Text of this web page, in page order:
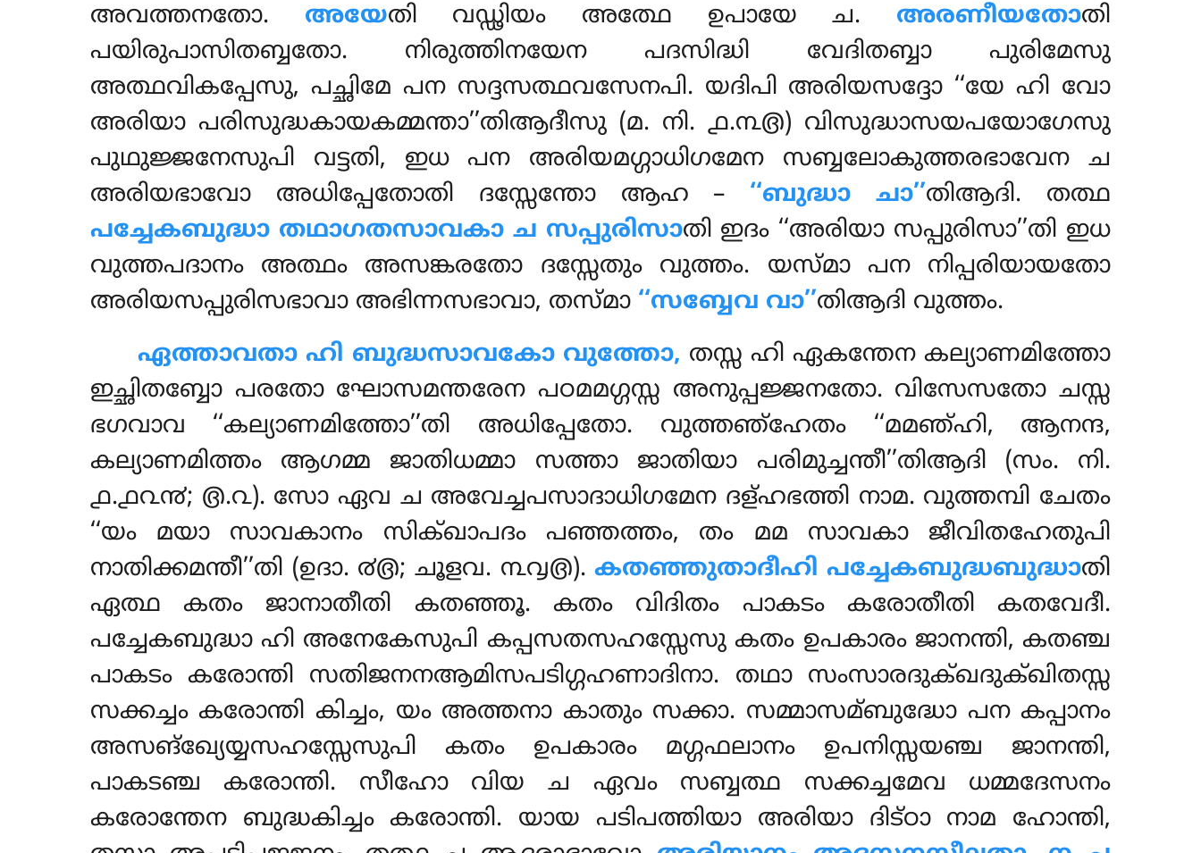
അവത്തനതോ. അയേതി വഡ്ഢിയം അത്ഥേ ഉപായേ ച. അരണീയതോതി
പയിരുപാസിതബ്ബതോ. നിരുത്തിനയേന പദസിദ്ധി വേദിതബ്ബാ പുരിമേസു
അത്ഥവികപ്പേസു, പച്ഛിമേ പന സദ്ദസത്ഥവസേനപി. യദിപി അരിയസദ്ദോ ‘‘യേ ഹി വോ
അരിയാ പരിസുദ്ധകായകമ്മന്താ’’തിആദീസു (മ. നി. ൧.൩൫) വിസുദ്ധാസയപയോഗേസു
പുഥുജ്ജനേസുപി വട്ടതി, ഇധ പന അരിയമഗ്ഗാധിഗമേന സബ്ബലോകുത്തരഭാവേന ച
അരിയഭാവോ അധിപ്പേതോതി ദസ്സേന്തോ ആഹ – ‘‘ബുദ്ധാ ചാ’’തിആദി. തത്ഥ
പച്ചേകബുദ്ധാ തഥാഗതസാവകാ ച സപ്പുരിസാതി ഇദം ‘‘അരിയാ സപ്പുരിസാ’’തി ഇധ
വുത്തപദാനം അത്ഥം അസങ്കരതോ ദസ്സേതും വുത്തം. യസ്മാ പന നിപ്പരിയായതോ
അരിയസപ്പുരിസഭാവാ അഭിന്നസഭാവാ, തസ്മാ ‘‘സബ്ബേവ വാ’’തിആദി വുത്തം.
ഏത്താവതാ ഹി ബുദ്ധസാവകോ വുത്തോ, തസ്സ ഹി ഏകന്തേന കല്യാണമിത്തോ
ഇച്ഛിതബ്ബോ പരതോ ഘോസമന്തരേന പഠമമഗ്ഗസ്സ അനുപ്പജ്ജനതോ. വിസേസതോ ചസ്സ
ഭഗവാവ ‘‘കല്യാണമിത്തോ’’തി അധിപ്പേതോ. വുത്തഞ്ഹേതം ‘‘മമഞ്ഹി, ആനന്ദ,
കല്യാണമിത്തം ആഗമ്മ ജാതിധമ്മാ സത്താ ജാതിയാ പരിമുച്ചന്തീ’’തിആദി (സം. നി.
൧.൧൨൯; ൫.൨). സോ ഏവ ച അവേച്ചപസാദാധിഗമേന ദള്ഹഭത്തി നാമ. വുത്തമ്പി ചേതം
‘‘യം മയാ സാവകാനം സിക്ഖാപദം പഞ്ഞത്തം, തം മമ സാവകാ ജീവിതഹേതുപി
നാതിക്കമന്തീ’’തി (ഉദാ. ൪൫; ചൂളവ. ൩൮൫).കതഞ്ഞുതാദീഹി പച്ചേകബുദ്ധബുദ്ധാതി
ഏത്ഥ കതം ജാനാതീതി കതഞ്ഞൂ. കതം വിദിതം പാകടം കരോതീതി കതവേദീ.
പച്ചേകബുദ്ധാ ഹി അനേകേസുപി കപ്പസതസഹസ്സേസു കതം ഉപകാരം ജാനന്തി, കതഞ്ച
പാകടം കരോന്തി സതിജനനആമിസപടിഗ്ഗഹണാദിനാ. തഥാ സംസാരദുക്ഖദുക്ഖിതസ്സ
സക്കച്ചം കരോന്തി കിച്ചം, യം അത്തനാ കാതും സക്കാ. സമ്മാസമ്ബുദ്ധോ പന കപ്പാനം
അസങ്ഖ്യേയ്യസഹസ്സേസുപി കതം ഉപകാരം മഗ്ഗഫലാനം ഉപനിസ്സയഞ്ച ജാനന്തി,
പാകടഞ്ച കരോന്തി. സീഹോ വിയ ച ഏവം സബ്ബത്ഥ സക്കച്ചമേവ ധമ്മദേസനം
കരോന്തേന ബുദ്ധകിച്ചം കരോന്തി. യായ പടിപത്തിയാ അരിയാ ദിട്ഠാ നാമ ഹോന്തി,